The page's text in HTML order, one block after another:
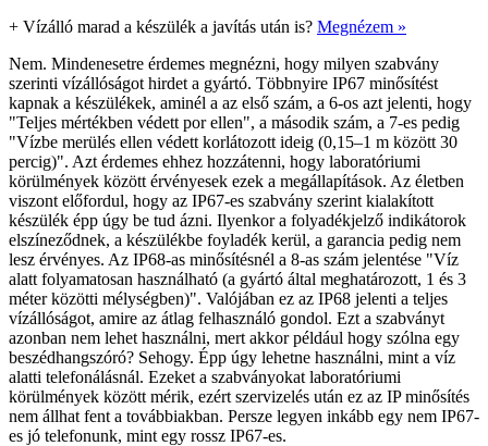
+ Vízálló marad a készülék a javítás után is? Megnézem »
Nem. Mindenesetre érdemes megnézni, hogy milyen szabvány
szerinti vízállóságot hirdet a gyártó. Többnyire IP67 minősítést
kapnak a készülékek, aminél a az első szám, a 6-os azt jelenti, hogy
"Teljes mértékben védett por ellen", a második szám, a 7-es pedig
"Vízbe merülés ellen védett korlátozott ideig (0,15–1 m között 30
percig)". Azt érdemes ehhez hozzátenni, hogy laboratóriumi
körülmények között érvényesek ezek a megállapítások. Az életben
viszont előfordul, hogy az IP67-es szabvány szerint kialakított
készülék épp úgy be tud ázni. Ilyenkor a folyadékjelző indikátorok
elszíneződnek, a készülékbe foyladék kerül, a garancia pedig nem
lesz érvényes. Az IP68-as minősítésnél a 8-as szám jelentése "Víz
alatt folyamatosan használható (a gyártó által meghatározott, 1 és 3
méter közötti mélységben)". Valójában ez az IP68 jelenti a teljes
vízállóságot, amire az átlag felhasználó gondol. Ezt a szabványt
azonban nem lehet használni, mert akkor például hogy szólna egy
beszédhangszóró? Sehogy. Épp úgy lehetne használni, mint a víz
alatti telefonálásnál. Ezeket a szabványokat laboratóriumi
körülmények között mérik, ezért szervizelés után ez az IP minősítés
nem állhat fent a továbbiakban. Persze legyen inkább egy nem IP67-
es jó telefonunk, mint egy rossz IP67-es.